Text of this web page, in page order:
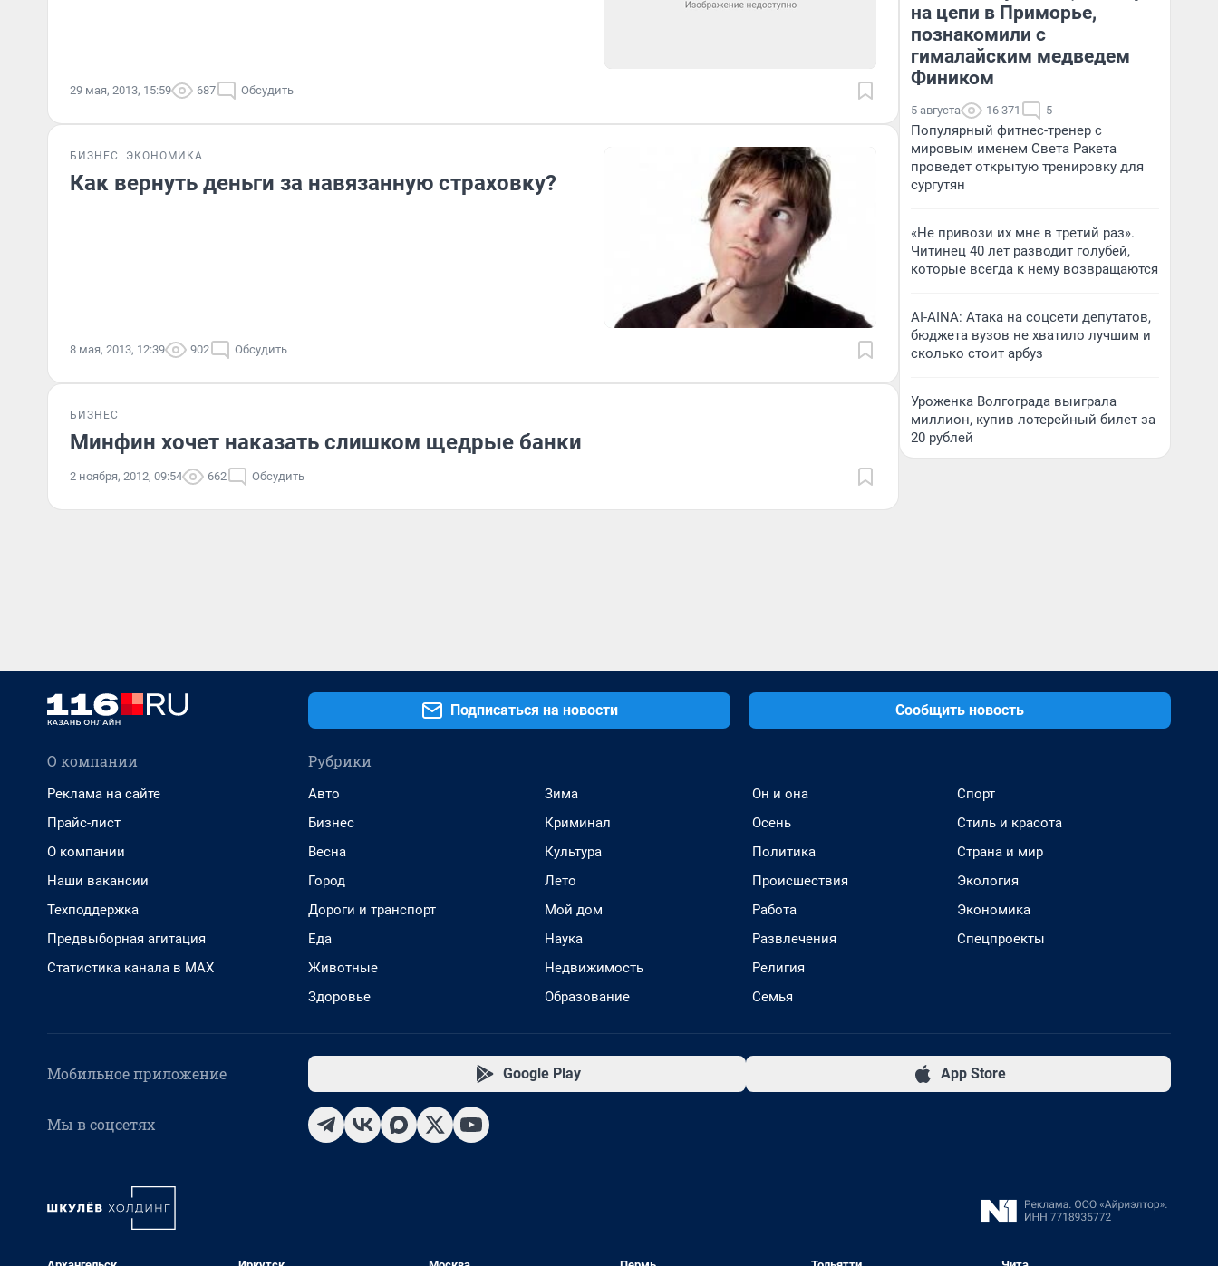
29 мая, 2013, 15:59 687 Обсудить
БИЗНЕС ЭКОНОМИКА
Как вернуть деньги за навязанную страховку?
8 мая, 2013, 12:39 902 Обсудить
БИЗНЕС
Минфин хочет наказать слишком щедрые банки
2 ноября, 2012, 09:54 662 Обсудить
на цепи в Приморье,
познакомили с
гималайским медведем
Фиником
5 августа 16 371 5
Популярный фитнес-тренер с
мировым именем Света Ракета
проведет открытую тренировку для
сургутян
«Не привози их мне в третий раз».
Читинец 40 лет разводит голубей,
которые всегда к нему возвращаются
AI-AINA: Атака на соцсети депутатов,
бюджета вузов не хватило лучшим и
сколько стоит арбуз
Уроженка Волгограда выиграла
миллион, купив лотерейный билет за
20 рублей
Подписаться на новости Сообщить новость
О компании
Реклама на сайте
Прайс-лист
О компании
Наши вакансии
Техподдержка
Предвыборная агитация
Статистика канала в MAX
Рубрики
Авто
Бизнес
Весна
Город
Дороги и транспорт
Еда
Животные
Здоровье
Зима
Криминал
Культура
Лето
Мой дом
Наука
Недвижимость
Образование
Он и она
Осень
Политика
Происшествия
Работа
Развлечения
Религия
Семья
Спорт
Стиль и красота
Страна и мир
Экология
Экономика
Спецпроекты
Мобильное приложение Google Play App Store
Мы в соцсетях